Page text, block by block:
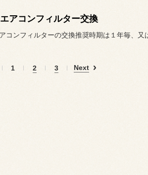
エアコンフィルター交換
1 2 3 Next